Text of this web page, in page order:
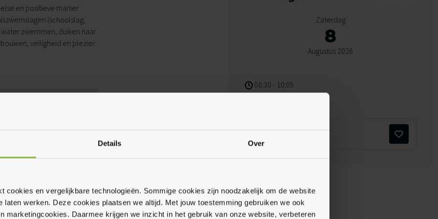
Details Over
cookies en vergelijkbare technologieën. Sommige cookies zijn noodzakelijk om de website
laten werken. Deze cookies plaatsen we altijd. Met jouw toestemming gebruiken we ook
marketingcookies. Daarmee krijgen we inzicht in het gebruik van onze website, verbeteren
Ouder & Kind Beweegfeest
en positieve manier
(schoolslag,
zwemmen, duiken naar
veiligheid en plezier.
Zaterdag
8
Augustus 2026
08:30 - 10:05
Peppelensteeg 17, Ede